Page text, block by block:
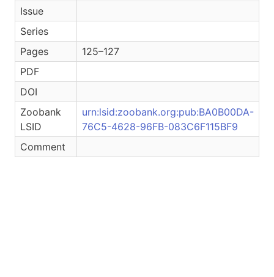
Issue
Series
Pages
125–127
PDF
DOI
Zoobank
LSID
urn:lsid:zoobank.org:pub:BA0B00DA-
76C5-4628-96FB-083C6F115BF9
Comment